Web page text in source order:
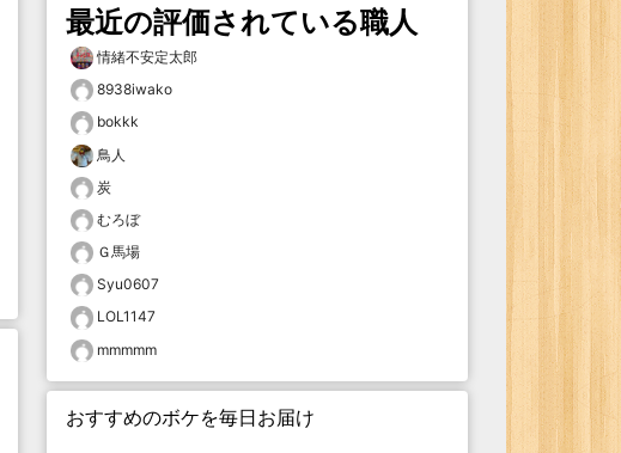
最近の評価されている職人
情緒不安定太郎
8938iwako
bokkk
鳥人
炭
むろぼ
Ｇ馬場
Syu0607
LOL1147
mmmmm
おすすめのボケを毎日お届け